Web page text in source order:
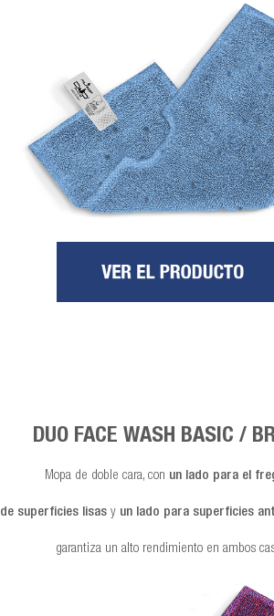
DUO FACE WASH BASIC /
Mopa de doble cara, con un lado para el
de superficies lisas y un lado para superficies
garantiza un alto rendimiento en ambos